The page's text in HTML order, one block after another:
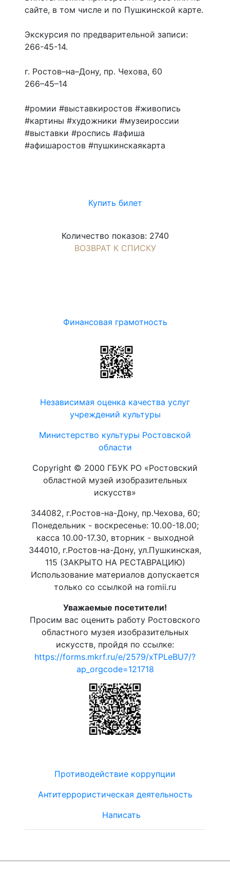
сайте, в том числе и по Пушкинской карте.
Экскурсия по предварительной записи:
266-45-14.
г. Ростов–на–Дону, пр. Чехова, 60
266–45–14
#ромии #выставкиростов #живопись
#картины #художники #музеироссии
#выставки #роспись #афиша
#афишаростов #пушкинскаякарта
Купить билет
Количество показов: 2740
ВОЗВРАТ К СПИСКУ
Финансовая грамотность
Независимая оценка качества услуг
учреждений культуры
Министерство культуры Ростовской
области
Copyright © 2000 ГБУК РО «Ростовский
областной музей изобразительных
искусств»
344082, г.Ростов-на-Дону, пр.Чехова, 60;
Понедельник - воскресенье: 10.00-18.00;
касса 10.00-17.30, вторник - выходной
344010, г.Ростов-на-Дону, ул.Пушкинская,
115 (ЗАКРЫТО НА РЕСТАВРАЦИЮ)
Использование материалов допускается
только со ссылкой на romii.ru
Уважаемые посетители!
Просим вас оценить работу Ростовского
областного музея изобразительных
искусств, пройдя по ссылке:
https://forms.mkrf.ru/e/2579/xTPLeBU7/?
ap_orgcode=121718
Противодействие коррупции
Антитеррористическая деятельность
Написать